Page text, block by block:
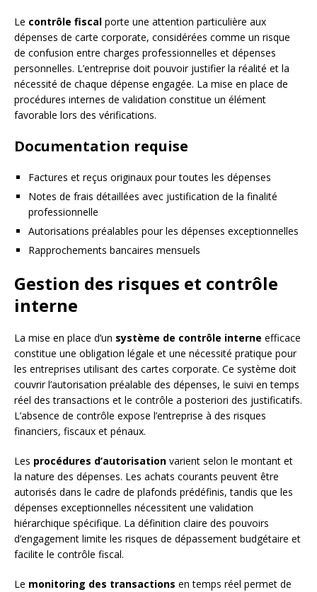
Le contrôle fiscal porte une attention particulière aux
dépenses de carte corporate, considérées comme un risque
de confusion entre charges professionnelles et dépenses
personnelles. L’entreprise doit pouvoir justifier la réalité et la
nécessité de chaque dépense engagée. La mise en place de
procédures internes de validation constitue un élément
favorable lors des vérifications.
Documentation requise
Factures et reçus originaux pour toutes les dépenses
Notes de frais détaillées avec justification de la finalité
professionnelle
Autorisations préalables pour les dépenses exceptionnelles
Rapprochements bancaires mensuels
Gestion des risques et contrôle
interne
La mise en place d’un système de contrôle interne efficace
constitue une obligation légale et une nécessité pratique pour
les entreprises utilisant des cartes corporate. Ce système doit
couvrir l’autorisation préalable des dépenses, le suivi en temps
réel des transactions et le contrôle a posteriori des justificatifs.
L’absence de contrôle expose l’entreprise à des risques
financiers, fiscaux et pénaux.
Les procédures d’autorisation varient selon le montant et
la nature des dépenses. Les achats courants peuvent être
autorisés dans le cadre de plafonds prédéfinis, tandis que les
dépenses exceptionnelles nécessitent une validation
hiérarchique spécifique. La définition claire des pouvoirs
d’engagement limite les risques de dépassement budgétaire et
facilite le contrôle fiscal.
Le monitoring des transactions en temps réel permet de